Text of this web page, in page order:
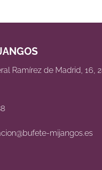
Ramírez de Madrid, 16,
mijangos.es